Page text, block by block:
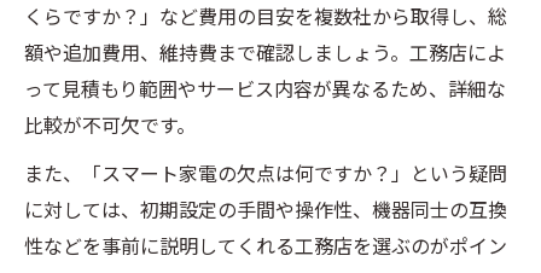
くらですか？」など費用の目安を複数社から取得し、総
額や追加費用、維持費まで確認しましょう。工務店によ
って見積もり範囲やサービス内容が異なるため、詳細な
比較が不可欠です。
また、「スマート家電の欠点は何ですか？」という疑問
に対しては、初期設定の手間や操作性、機器同士の互換
性などを事前に説明してくれる工務店を選ぶのがポイン